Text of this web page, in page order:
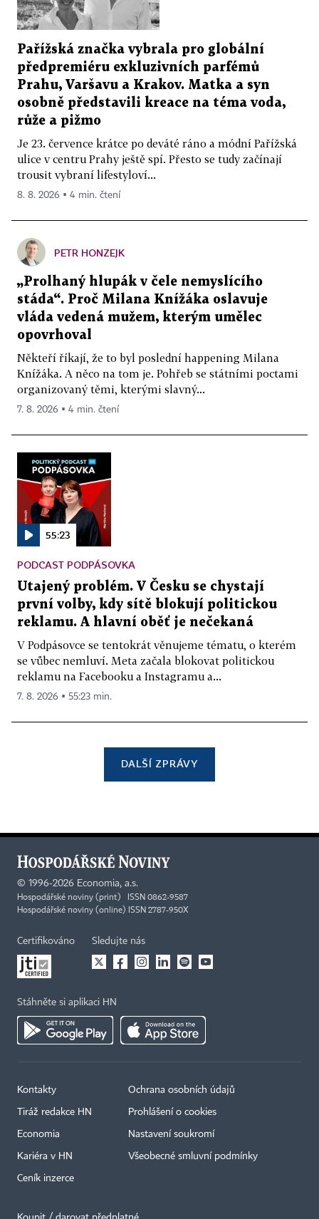
Pařížská značka vybrala pro globální
předpremiéru exkluzivních parfémů
Prahu, Varšavu a Krakov. Matka a syn
osobně představili kreace na téma voda,
růže a pižmo
Je 23. července krátce po deváté ráno a módní Pařížská
ulice v centru Prahy ještě spí. Přesto se tudy začínají
trousit vybraní lifestyloví...
8. 8. 2026 ▪ 4 min. čtení
PETR HONZEJK
„Prolhaný hlupák v čele nemyslícího
stáda“. Proč Milana Knížáka oslavuje
vláda vedená mužem, kterým umělec
opovrhoval
Někteří říkají, že to byl poslední happening Milana
Knížáka. A něco na tom je. Pohřeb se státními poctami
organizovaný těmi, kterými slavný...
7. 8. 2026 ▪ 4 min. čtení
55:23
PODCAST PODPÁSOVKA
Utajený problém. V Česku se chystají
první volby, kdy sítě blokují politickou
reklamu. A hlavní oběť je nečekaná
V Podpásovce se tentokrát věnujeme tématu, o kterém
se vůbec nemluví. Meta začala blokovat politickou
reklamu na Facebooku a Instagramu a...
7. 8. 2026 ▪ 55:23 min.
DALŠÍ ZPRÁVY
© 1996-2026 Economia, a.s.
Hospodářské noviny (print) ISSN 0862-9587
Hospodářské noviny (online) ISSN 2787-950X
Certifikováno Sledujte nás
Stáhněte si aplikaci HN
Kontakty
Tiráž redakce HN
Economia
Kariéra v HN
Ceník inzerce
Ochrana osobních údajů
Prohlášení o cookies
Nastavení soukromí
Všeobecné smluvní podmínky